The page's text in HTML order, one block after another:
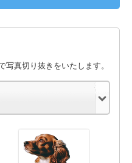
真切り抜きをいたします。